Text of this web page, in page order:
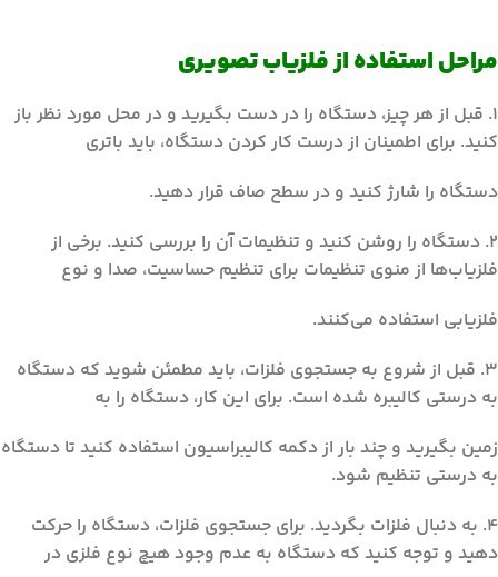
مراحل استفاده از فلزیاب تصویری
1. قبل از هر چیز، دستگاه را در دست بگیرید و در محل مورد نظر باز
کنید. برای اطمینان از درست کار کردن دستگاه، باید باتری
دستگاه را شارژ کنید و در سطح صاف قرار دهید.
2. دستگاه را روشن کنید و تنظیمات آن را بررسی کنید. برخی از
فلزیاب‌ها از منوی تنظیمات برای تنظیم حساسیت، صدا و نوع
فلزیابی استفاده می‌کنند.
3. قبل از شروع به جستجوی فلزات، باید مطمئن شوید که دستگاه
به درستی کالیبره شده است. برای این کار، دستگاه را به
زمین بگیرید و چند بار از دکمه کالیبراسیون استفاده کنید تا دستگاه
به درستی تنظیم شود.
4. به دنبال فلزات بگردید. برای جستجوی فلزات، دستگاه را حرکت
دهید و توجه کنید که دستگاه به عدم وجود هیچ نوع فلزی در